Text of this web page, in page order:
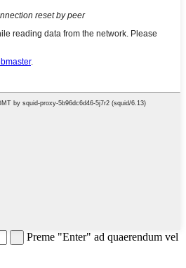
Preme "Enter" ad quaerendum vel